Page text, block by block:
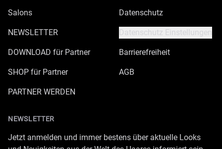
Salons
NEWSLETTER
DOWNLOAD für Partner
SHOP für Partner
PARTNER WERDEN
Datenschutz
Datenschutz Einstellungen
Barrierefreiheit
AGB
NEWSLETTER
Jetzt anmelden und immer bestens über aktuelle Looks